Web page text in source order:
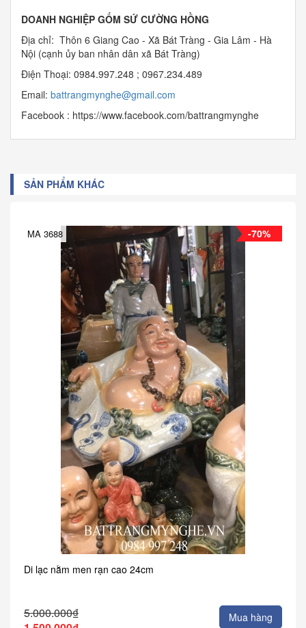
DOANH NGHIỆP GỐM SỨ CƯỜNG HỒNG
Địa chỉ: Thôn 6 Giang Cao - Xã Bát Tràng - Gia Lâm - Hà
Nội (cạnh ủy ban nhân dân xã Bát Tràng)
Điện Thoại: 0984.997.248 ; 0967.234.489
Email: battrangmynghe@gmail.com
Facebook : https://www.facebook.com/battrangmynghe
SẢN PHẨM KHÁC
-70%
MA 3688
Di lạc nằm men rạn cao 24cm
5.000.000₫
Mua hàng